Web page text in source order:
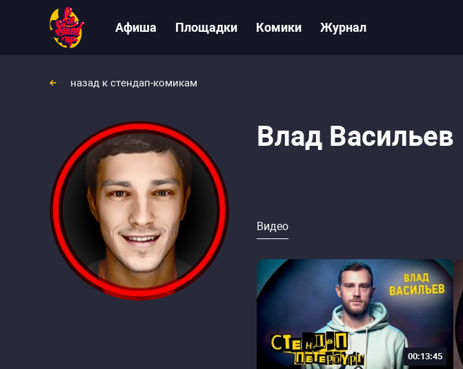
Афиша Площадки Комики Журнал
назад к стендап-комикам
Влад Васильев
Видео
00:13:45